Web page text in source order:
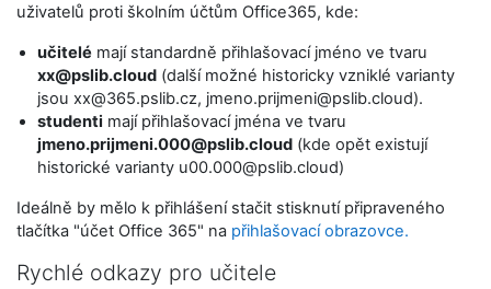
uživatelů proti školním účtům Office365, kde:
učitelé mají standardně přihlašovací jméno ve tvaru
xx@pslib.cloud (další možné historicky vzniklé varianty
jsou xx@365.pslib.cz, jmeno.prijmeni@pslib.cloud).
studenti mají přihlašovací jména ve tvaru
jmeno.prijmeni.000@pslib.cloud (kde opět existují
historické varianty u00.000@pslib.cloud)
Ideálně by mělo k přihlášení stačit stisknutí připraveného
tlačítka "účet Office 365" na přihlašovací obrazovce.
Rychlé odkazy pro učitele